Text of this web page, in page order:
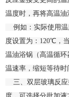
温度时，再将高温油
例如：实际使用温
度设置为：120℃，
温油浴锅（高温循
温速率，缩短等待时
三、双层玻璃反应